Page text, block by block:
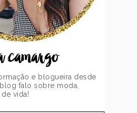
camargo
e blogueira desde
falo sobre moda,
vida!